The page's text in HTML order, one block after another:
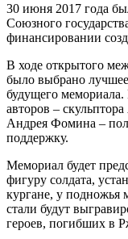
30 июня 2017 года
Союзного
финансировании
В ходе открытого
было выбрано
будущего
авторов –
Андрея Фомина –
поддержку.
Мемориал будет
фигуру солдата,
кургане, у подножья
стали будут
героев, погибших в